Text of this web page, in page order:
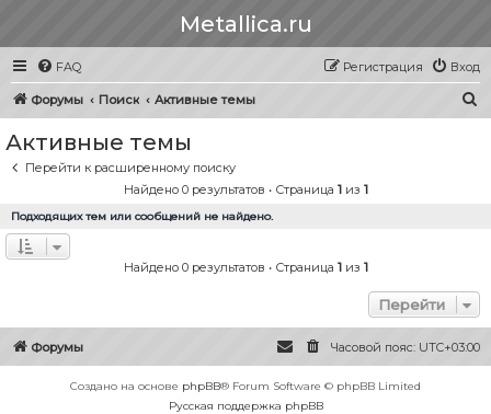
Metallica.ru
FAQ Вход
Регистрация
Форумы Поиск Активные темы
Активные темы
Перейти к расширенному поиску
Найдено 0 результатов • Страница 1из 1
Подходящих тем или сообщений не найдено.
Найдено 0 результатов • Страница 1из 1
Перейти
Форумы Часовой пояс: UTC+03:00
Создано на основе phpBB® Forum Software © phpBB Limited
Русская поддержка phpBB